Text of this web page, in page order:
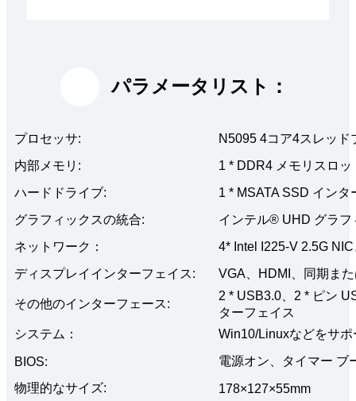
パラメータリスト：
プロセッサ:
N5095 4コア4スレッ
内部メモリ:
1 * DDR4 メモリスロ
ハードドライブ:
1 * MSATA SSD イン
グラフィックスの統合:
インテル® UHD グラフ
ネットワーク：
4* Intel I225-V 2.5G
ディスプレイインターフェイス:
VGA、HDMI、同期ま
その他のインターフェース:
2 * USB3.0、2 * ピン
ターフェイス
システム：
Win10/Linuxなどをサポ
BIOS:
電源オン、タイマー ブ
物理的なサイズ:
178×127×55mm